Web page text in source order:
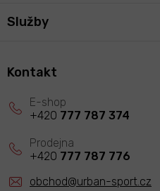
Služby
Kontakt
obchod@urban-sport.cz
+420 777 787 374
+420 777 787 776